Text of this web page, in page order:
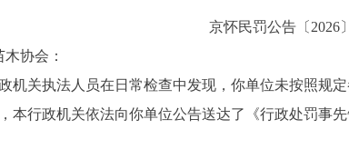
京怀民罚公告〔2026
协会：
关执法人员在日常检查中发现，你单位未按照规定
本行政机关依法向你单位公告送达了《行政处罚事